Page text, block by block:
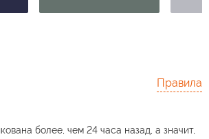
Правила
более, чем 24 часа назад, а значит,